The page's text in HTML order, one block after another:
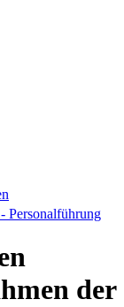
Personalführung
der